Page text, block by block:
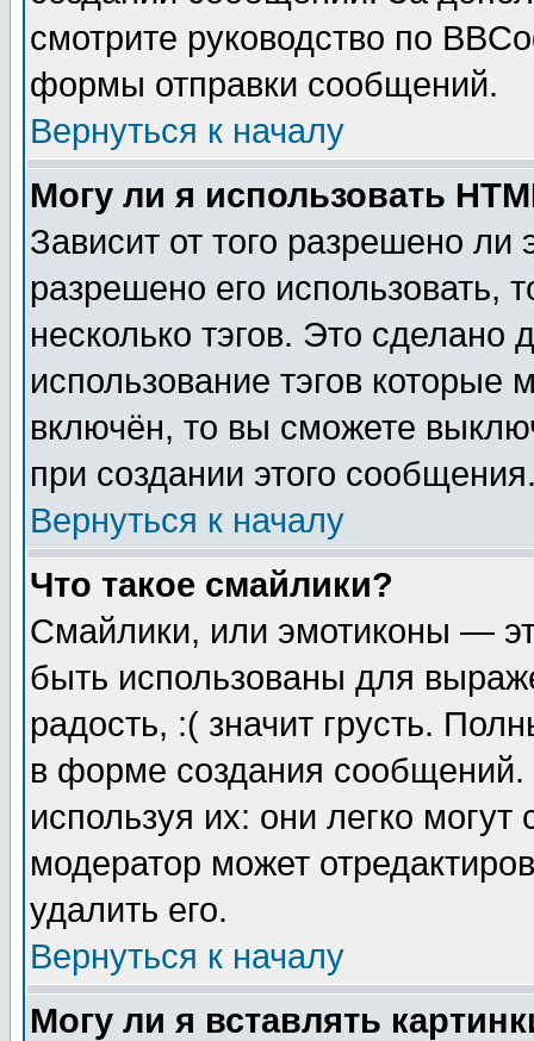
смотрите руководство по
формы отправки сообщений.
Вернуться к началу
Могу ли я использовать
Зависит от того разрешено
разрешено его использовать,
несколько тэгов. Это сделано
использование тэгов
включён, то вы сможете
при создании этого
Вернуться к началу
Что такое смайлики?
Смайлики, или эмотиконы —
быть использованы для
радость, :( значит грусть.
в форме создания сообщений.
используя их: они легко
модератор может
удалить его.
Вернуться к началу
Могу ли я вставлять